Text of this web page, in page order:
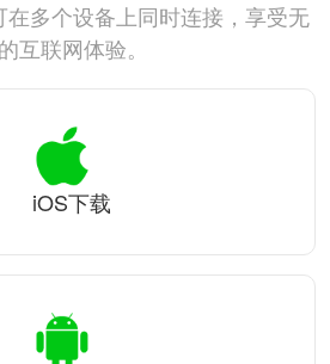
多个设备上同时连接，享受无
互联网体验。
iOS下载